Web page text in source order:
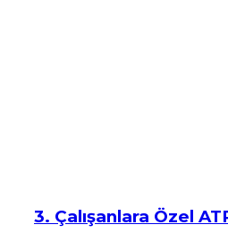
3. Çalışanlara Özel